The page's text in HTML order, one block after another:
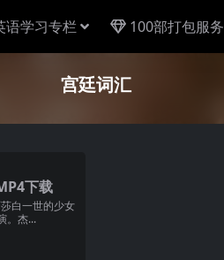
语学习专栏 100部打包服务
宫廷词汇
下载
白一世的少女
。杰...